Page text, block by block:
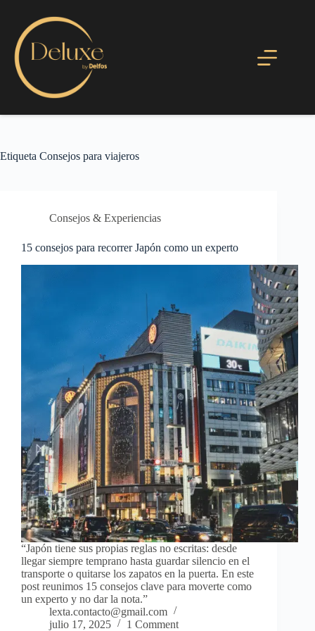
Etiqueta Consejos para viajeros
Consejos & Experiencias
15 consejos para recorrer Japón como un experto
“Japón tiene sus propias reglas no escritas: desde
llegar siempre temprano hasta guardar silencio en el
transporte o quitarse los zapatos en la puerta. En este
post reunimos 15 consejos clave para moverte como
un experto y no dar la nota.”
lexta.contacto@gmail.com
julio 17, 2025
1 Comment